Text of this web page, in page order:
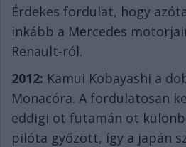
Érdekes fordulat, hogy
inkább a Mercedes
Renault-ról.
2012: Kamui Kobayashi a
Monacóra. A fordulatosan
eddigi öt futamán öt
pilóta győzött, így a japán